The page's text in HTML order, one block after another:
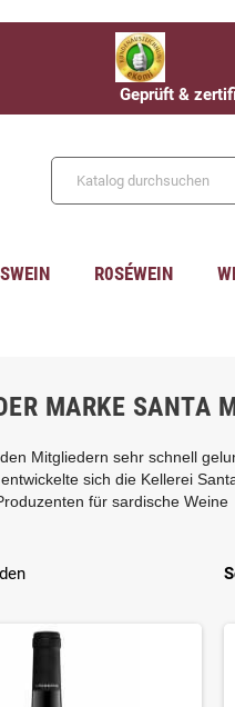
Geprüft &
R0SÉWEIN
MARKE SANTA
Mitgliedern sehr schnell
sich die Kellerei
für sardische Weine